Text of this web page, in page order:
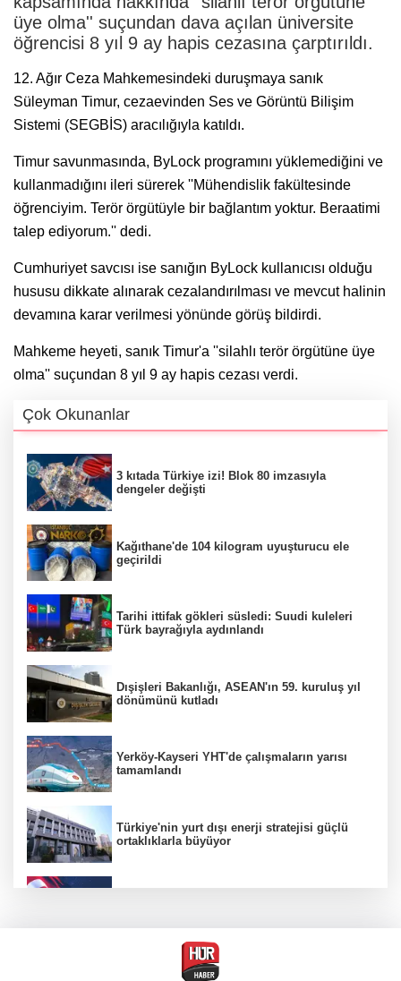
üye olma'' suçundan dava açılan üniversite
öğrencisi 8 yıl 9 ay hapis cezasına çarptırıldı.
12. Ağır Ceza Mahkemesindeki duruşmaya sanık
Süleyman Timur, cezaevinden Ses ve Görüntü Bilişim
Sistemi (SEGBİS) aracılığıyla katıldı.
Timur savunmasında, ByLock programını yüklemediğini ve
kullanmadığını ileri sürerek ''Mühendislik fakültesinde
öğrenciyim. Terör örgütüyle bir bağlantım yoktur. Beraatimi
talep ediyorum.'' dedi.
Cumhuriyet savcısı ise sanığın ByLock kullanıcısı olduğu
hususu dikkate alınarak cezalandırılması ve mevcut halinin
devamına karar verilmesi yönünde görüş bildirdi.
Mahkeme heyeti, sanık Timur'a ''silahlı terör örgütüne üye
olma'' suçundan 8 yıl 9 ay hapis cezası verdi.
Çok Okunanlar
3 kıtada Türkiye izi! Blok 80 imzasıyla
dengeler değişti
Kağıthane'de 104 kilogram uyuşturucu ele
geçirildi
Tarihi ittifak gökleri süsledi: Suudi kuleleri
Türk bayrağıyla aydınlandı
Dışişleri Bakanlığı, ASEAN'ın 59. kuruluş yıl
dönümünü kutladı
Yerköy-Kayseri YHT'de çalışmaların yarısı
tamamlandı
Türkiye'nin yurt dışı enerji stratejisi güçlü
ortaklıklarla büyüyor
Terörsüz Türkiye yasa teklifi Komisyon'dan